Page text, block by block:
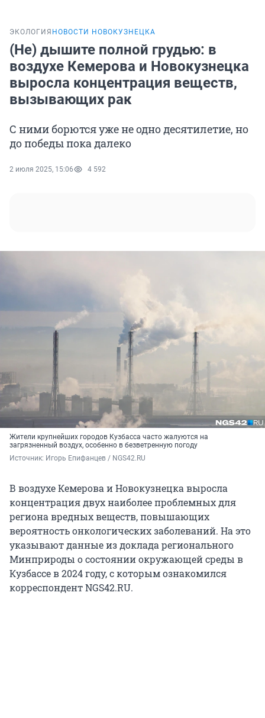
ЭКОЛОГИЯ НОВОСТИ НОВОКУЗНЕЦКА
(Не) дышите полной грудью: в
воздухе Кемерова и Новокузнецка
выросла концентрация веществ,
вызывающих рак
С ними борются уже не одно десятилетие, но
до победы пока далеко
2 июля 2025, 15:06 4 592
Жители крупнейших городов Кузбасса часто жалуются на
загрязненный воздух, особенно в безветренную погоду
Источник: Игорь Епифанцев / NGS42.RU
В воздухе Кемерова и Новокузнецка выросла
концентрация двух наиболее проблемных для
региона вредных веществ, повышающих
вероятность онкологических заболеваний. На это
указывают данные из доклада регионального
Минприроды о состоянии окружающей среды в
Кузбассе в 2024 году, с которым ознакомился
корреспондент NGS42.RU.